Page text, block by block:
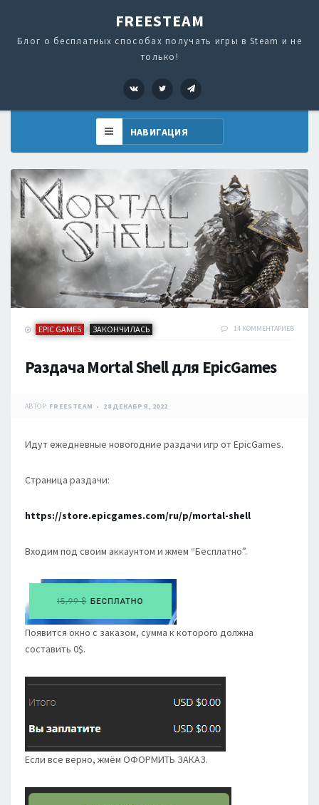
FREESTEAM
Блог о бесплатных способах получать игры в Steam и не
только!
VK Twitter
EPIC GAMES / ЗАКОНЧИЛАСЬ 14 КОММЕНТАРИЕВ
Раздача Mortal Shell для EpicGames
АВТОР: FREESTEAM 28 ДЕКАБРЯ, 2022
Идут ежедневные новогодние раздачи игр от EpicGames.
Страница раздачи:
https://store.epicgames.com/ru/p/mortal-shell
Входим под своим аккаунтом и жмем “Бесплатно”.
Появится окно с заказом, сумма к которого должна
составить 0$.
Если все верно, жмём ОФОРМИТЬ ЗАКАЗ.